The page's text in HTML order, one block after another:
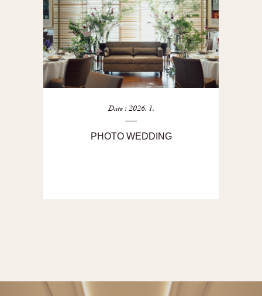
Date : 2026. 1.
PHOTO WEDDING